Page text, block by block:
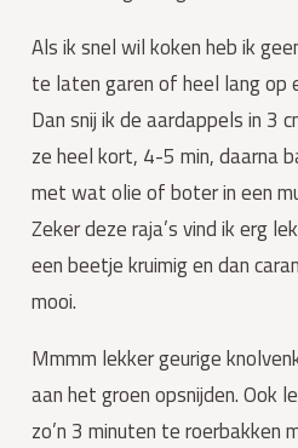
Als ik snel wil koken heb ik
te laten garen of heel lang op
Dan snij ik de aardappels in 3
ze heel kort, 4-5 min, daarna
met wat olie of boter in een
Zeker deze raja’s vind ik erg
een beetje kruimig en dan
mooi.
Mmmm lekker geurige
aan het groen opsnijden. Ook
zo’n 3 minuten te roerbakken